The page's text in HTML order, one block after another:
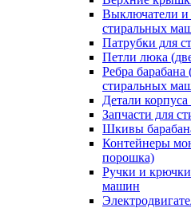
Выключатели и
стиральных
Патрубки для
Петли люка
Ребра
стиральных
Детали
Запчасти для
Шкивы
Контейнеры
порошка)
Ручки и
машин